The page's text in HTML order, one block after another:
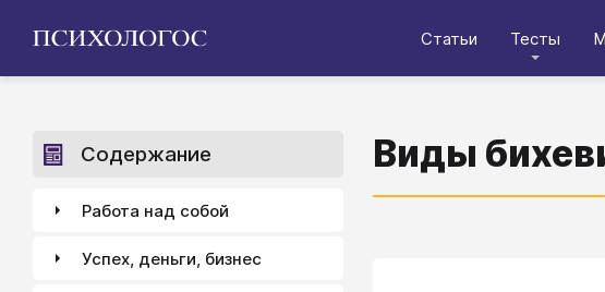
Статьи Тесты
Виды
Содержание
Работа над собой
Успех, деньги, бизнес